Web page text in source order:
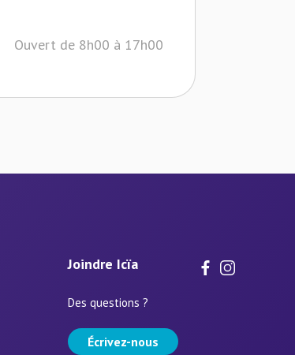
Ouvert de 8h00 à 17h00
Joindre Icïa
Des questions ?
Écrivez-nous